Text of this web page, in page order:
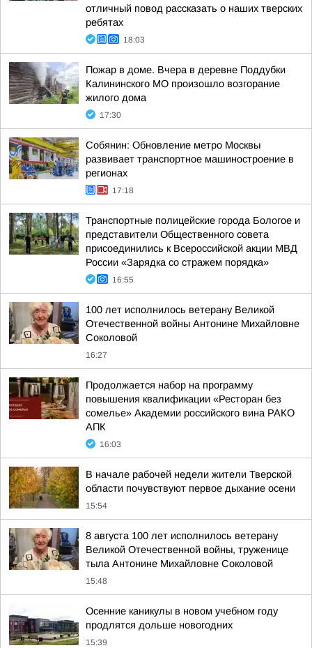
отличный повод рассказать о наших тверских
ребятах
18:03
Пожар в доме. Вчера в деревне Поддубки
Калининского МО произошло возгорание
жилого дома
17:30
Собянин: Обновление метро Москвы
развивает транспортное машиностроение в
регионах
17:18
Транспортные полицейские города Бологое и
представители Общественного совета
присоединились к Всероссийской акции МВД
России «Зарядка со стражем порядка»
16:55
100 лет исполнилось ветерану Великой
Отечественной войны Антонине Михайловне
Соколовой
16:27
Продолжается набор на программу
повышения квалификации «Ресторан без
сомелье» Академии российского вина РАКО
АПК
16:03
В начале рабочей недели жители Тверской
области почувствуют первое дыхание осени
15:54
8 августа 100 лет исполнилось ветерану
Великой Отечественной войны, труженице
тыла Антонине Михайловне Соколовой
15:48
Осенние каникулы в новом учебном году
продлятся дольше новогодних
15:39